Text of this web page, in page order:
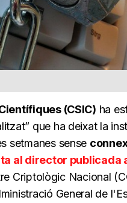
(CSIC) ha
que ha deixat la
setmanes sense
al director publicada
Criptològic Nacional
General de